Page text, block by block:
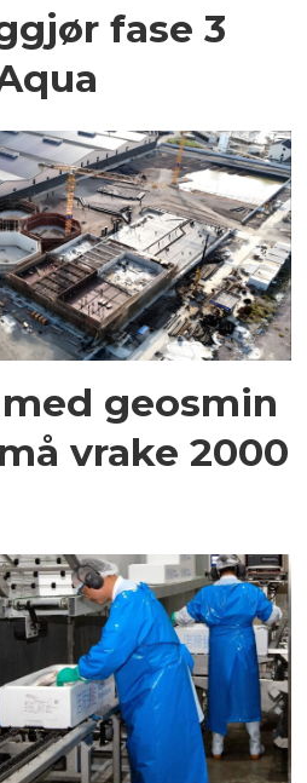
fase 3
geosmin
vrake 2000